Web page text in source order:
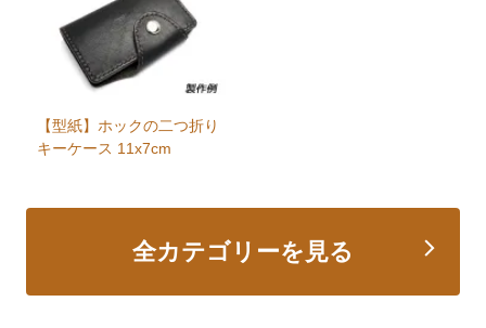
【型紙】ホックの二つ折り
キーケース 11x7cm
全カテゴリーを見る